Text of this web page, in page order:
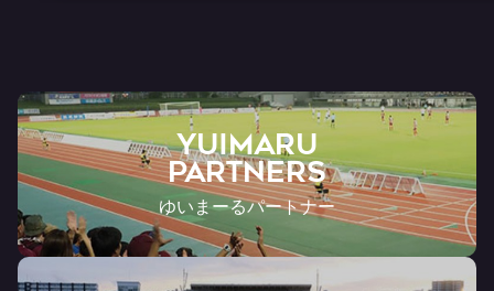
YUIMARU
Partners
ゆいまーるパートナー